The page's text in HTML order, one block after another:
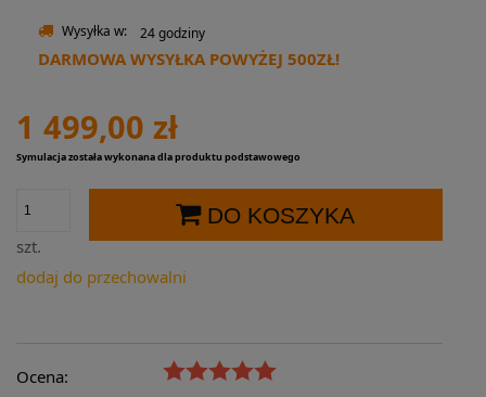
Wysyłka w: 24 godziny
DARMOWA WYSYŁKA POWYŻEJ 500ZŁ!
1 499,00 zł
Symulacja została wykonana dla produktu podstawowego
szt.
DO KOSZYKA
dodaj do przechowalni
Ocena: